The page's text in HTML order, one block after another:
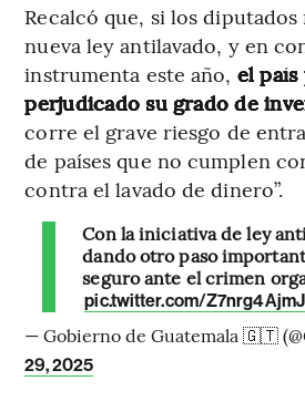
Recalcó que, si los
nueva ley antilavado, y en
instrumenta este año, el
perjudicado su grado de
corre el grave riesgo de
de países que no cumplen
contra el lavado de dinero”.
Con la iniciativa de ley
dando otro paso
seguro ante el crimen
pic.twitter.com/Z7nrg4AjmJ
— Gobierno de Guatemala 🇬🇹
29, 2025